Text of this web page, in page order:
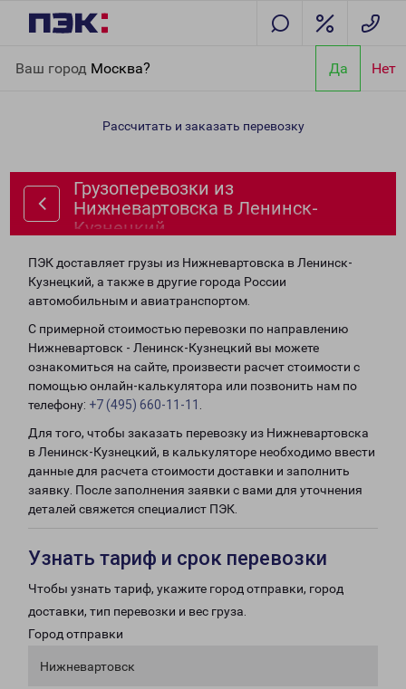
Ваш город Москва? Да Нет
Ленинск-Кузнецкий
Рассчитать и заказать перевозку
Грузоперевозки из
Нижневартовска в Ленинск-
Кузнецкий
ПЭК доставляет грузы из Нижневартовска в Ленинск-
Кузнецкий, а также в другие города России
автомобильным и авиатранспортом.
С примерной стоимостью перевозки по направлению
Нижневартовск - Ленинск-Кузнецкий вы можете
ознакомиться на сайте, произвести расчет стоимости с
помощью онлайн-калькулятора или позвонить нам по
телефону: +7 (495) 660-11-11
Для того, чтобы заказать перевозку из Нижневартовска
в Ленинск-Кузнецкий, в калькуляторе необходимо ввести
данные для расчета стоимости доставки и заполнить
заявку. После заполнения заявки с вами для уточнения
деталей свяжется специалист ПЭК.
Узнать тариф и срок перевозки
Чтобы узнать тариф, укажите город отправки, город
доставки, тип перевозки и вес груза.
Город отправки
Нижневартовск